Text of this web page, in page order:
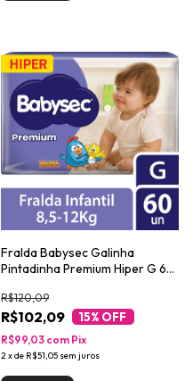
Fralda Babysec Galinha
Pintadinha Premium Hiper G 60
R$102,09
R$120,09
15% OFF
2xde R$51,05 sem juros
R$99,03 com Pix